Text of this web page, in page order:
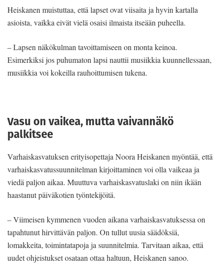
Heiskanen muistuttaa, että lapset ovat viisaita ja hyvin kartalla
asioista, vaikka eivät vielä osaisi ilmaista itseään puheella.
– Lapsen näkökulman tavoittamiseen on monta keinoa.
Esimerkiksi jos puhumaton lapsi nauttii musiikkia kuunnellessaan,
musiikkia voi kokeilla rauhoittumisen tukena.
Vasu on vaikea, mutta vaivannäkö
palkitsee
Varhaiskasvatuksen erityisopettaja Noora Heiskanen myöntää, että
varhaiskasvatussuunnitelman kirjoittaminen voi olla vaikeaa ja
viedä paljon aikaa. Muuttuva varhaiskasvatuslaki on niin ikään
haastanut päiväkotien työntekijöitä.
– Viimeisen kymmenen vuoden aikana varhaiskasvatuksessa on
tapahtunut hirvittävän paljon. On tullut uusia säädöksiä,
lomakkeita, toimintatapoja ja suunnitelmia. Tarvitaan aikaa, että
uudet ohjeistukset osataan ottaa haltuun, Heiskanen sanoo.